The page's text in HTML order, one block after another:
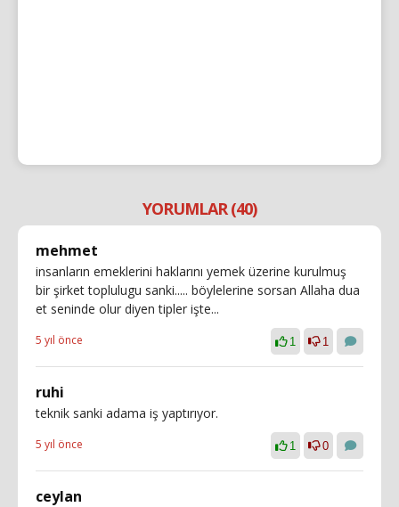
YORUMLAR (40)
mehmet
insanların emeklerini haklarını yemek üzerine kurulmuş
bir şirket toplulugu sanki..... böylelerine sorsan Allaha dua
et seninde olur diyen tipler işte...
5 yıl önce 1 1
ruhi
teknik sanki adama iş yaptırıyor.
5 yıl önce 1 0
ceylan